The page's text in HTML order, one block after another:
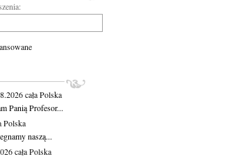
cała Polska
Panią Profesor...
Polska
naszą...
cała Polska